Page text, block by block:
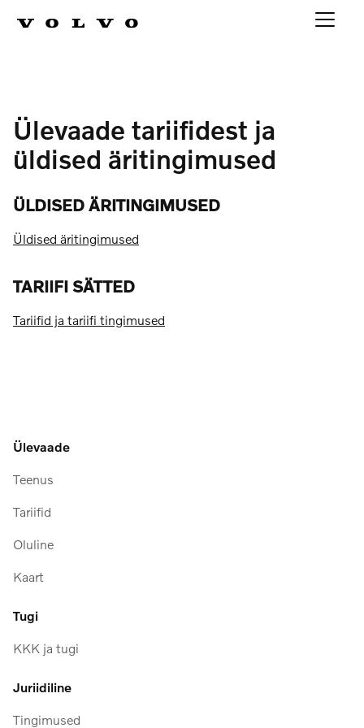
Ülevaade tariifidest ja
üldised äritingimused
ÜLDISED ÄRITINGIMUSED
Üldised äritingimused
TARIIFI SÄTTED
Tariifid ja tariifi tingimused
Ülevaade
Teenus
Tariifid
Oluline
Kaart
Tugi
KKK ja tugi
Juriidiline
Tingimused